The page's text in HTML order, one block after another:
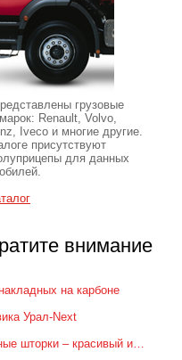
грузовые
Renault, Volvo,
Iveco и многие другие.
присутствуют
для данных
внимание
на карбоне
Урал-Next
шторки – красивый и…